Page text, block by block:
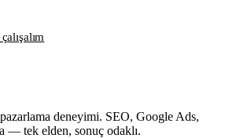
deneyimi. SEO, Google Ads,
— tek elden, sonuç odaklı.